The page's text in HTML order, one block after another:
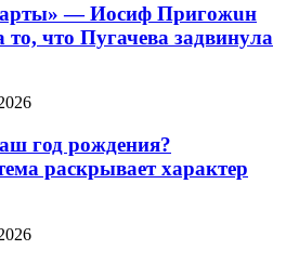
— Иосиф Пpигожuн
что Пугачева задвинула
год рождения?
раскрывает характер